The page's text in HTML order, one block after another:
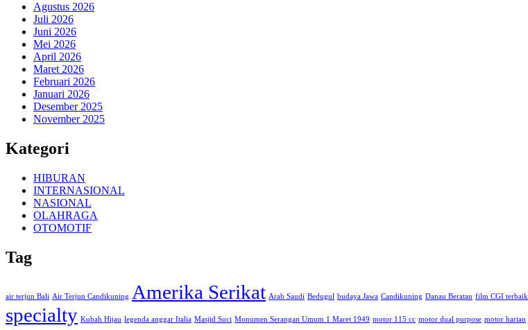
Agustus 2026
Juli 2026
Juni 2026
Mei 2026
April 2026
Maret 2026
Februari 2026
Januari 2026
Desember 2025
November 2025
Kategori
HIBURAN
INTERNASIONAL
NASIONAL
OLAHRAGA
OTOMOTIF
Tag
air terjun Bali Air Terjun Candikuning Amerika Serikat Arab Saudi Bedugul budaya Jawa Candikuning Danau Beratan film CGI terbaik
specialty Kubah Hijau legenda anggar Italia Masjid Suci Monumen Serangan Umum 1 Maret 1949 motor 115 cc motor dual purpose motor harian